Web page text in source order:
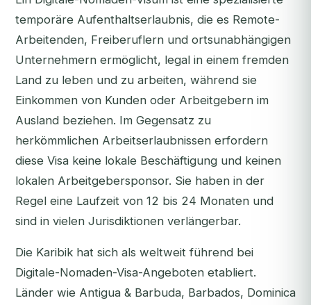
temporäre Aufenthaltserlaubnis, die es Remote-
Arbeitenden, Freiberuflern und ortsunabhängigen
Unternehmern ermöglicht, legal in einem fremden
Land zu leben und zu arbeiten, während sie
Einkommen von Kunden oder Arbeitgebern im
Ausland beziehen. Im Gegensatz zu
herkömmlichen Arbeitserlaubnissen erfordern
diese Visa keine lokale Beschäftigung und keinen
lokalen Arbeitgebersponsor. Sie haben in der
Regel eine Laufzeit von 12 bis 24 Monaten und
sind in vielen Jurisdiktionen verlängerbar.
Die Karibik hat sich als weltweit führend bei
Digitale-Nomaden-Visa-Angeboten etabliert.
Länder wie Antigua & Barbuda, Barbados, Dominica